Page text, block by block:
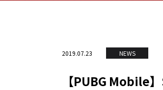
2019.07.23 NEWS
【PUBG Mobile